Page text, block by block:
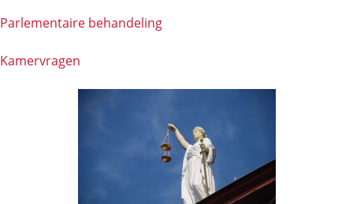
Parlementaire behandeling
Kamervragen